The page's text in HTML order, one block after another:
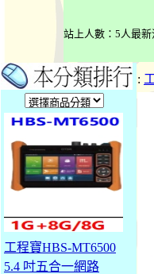
站上人數：5人最新
工程寶HBS-MT6500
5.4 吋五合一網路
: